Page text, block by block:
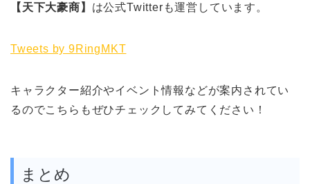
【天下大豪商】 は公式Twitterも運営しています。
Tweets by 9RingMKT
キャラクター紹介やイベント情報などが案内されてい
るのでこちらもぜひチェックしてみてください！
まとめ